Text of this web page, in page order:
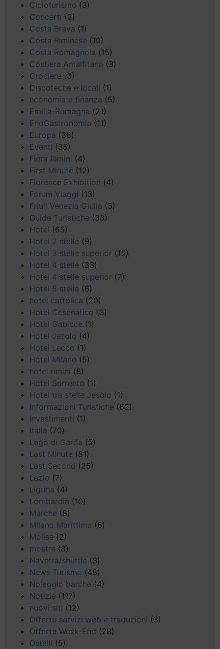
Cicloturismo (3)
Concerti (2)
Costa Brava (1)
Costa Riminese (10)
Costa Romagnola (15)
Costiera Amalfitana (3)
Crociere (3)
Discoteche e locali (1)
economia e finanza (5)
Emilia-Romagna (21)
EnoGastronomia (11)
Europa (38)
Eventi (35)
Fiera Rimini (4)
First Minute (12)
Florence Exhibition (4)
Forum Viaggi (13)
Friuli Venezia Giulia (3)
Guide Turistiche (33)
Hotel (65)
Hotel 2 stelle (9)
Hotel 3 stelle superior (15)
Hotel 4 stelle (33)
Hotel 4 stelle superior (7)
Hotel 5 stelle (6)
hotel cattolica (20)
Hotel Cesenatico (3)
Hotel Gabicce (1)
Hotel Jesolo (4)
Hotel Lecco (1)
Hotel Milano (5)
hotel rimini (8)
Hotel Sorrento (1)
Hotel tre stelle Jesolo (1)
Informazioni Turistiche (62)
investimenti (1)
Italia (70)
Lago di Garda (5)
Last Minute (81)
Last Second (25)
Lazio (7)
Liguria (4)
Lombardia (10)
Marche (8)
Milano Marittima (6)
Molise (2)
mostre (8)
Navetta/shuttle (3)
News Turismo (48)
Noleggio barche (4)
Notizie (117)
nuovi siti (12)
Offerte servizi web e traduzioni (3)
Offerte Week-End (28)
Ostelli (5)